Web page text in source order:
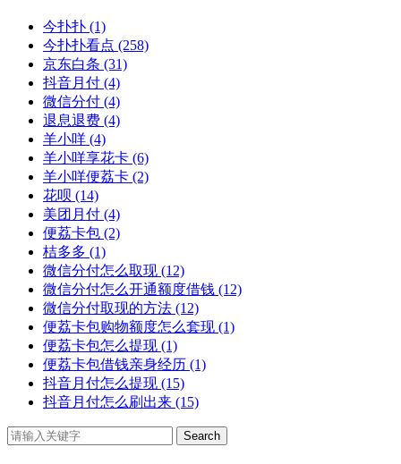
今扑扑 (1)
今扑扑看点 (258)
京东白条 (31)
抖音月付 (4)
微信分付 (4)
退息退费 (4)
羊小咩 (4)
羊小咩享花卡 (6)
羊小咩便荔卡 (2)
花呗 (14)
美团月付 (4)
便荔卡包 (2)
桔多多 (1)
微信分付怎么取现 (12)
微信分付怎么开通额度借钱 (12)
微信分付取现的方法 (12)
便荔卡包购物额度怎么套现 (1)
便荔卡包怎么提现 (1)
便荔卡包借钱亲身经历 (1)
抖音月付怎么提现 (15)
抖音月付怎么刷出来 (15)
Search